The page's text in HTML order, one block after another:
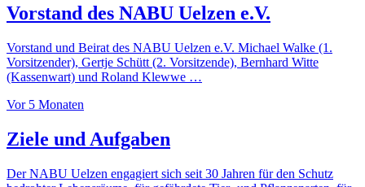
Vorstand des NABU Uelzen e.V.
Vorstand und Beirat des NABU Uelzen e.V. Michael Walke (1.
Vorsitzender), Gertje Schütt (2. Vorsitzende), Bernhard Witte
(Kassenwart) und Roland Klewwe …
Vor 5 Monaten
Ziele und Aufgaben
Der NABU Uelzen engagiert sich seit 30 Jahren für den Schutz